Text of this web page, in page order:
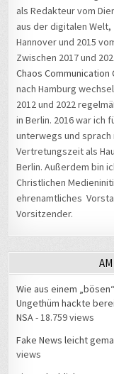
als Redakteur vom
aus der digitalen Welt,
Hannover und 2015
Zwischen 2017 und
Chaos Communication
nach Hamburg
2012 und 2022
in Berlin. 2016 war
unterwegs und sprach
Vertretungszeit als
Berlin. Außerdem bin
Christlichen
ehrenamtliches
Vorsitzender.
Wie aus einem
Ungethüm hackte
NSA- 18.759 views
Fake News leicht
views